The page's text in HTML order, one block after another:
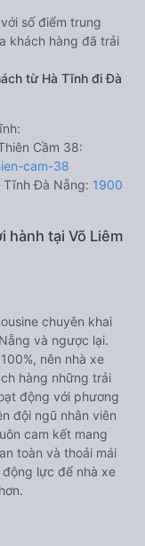
số điểm trung
khách hàng đã trải
từ Hà Tĩnh đi Đà
Cầm 38:
cam-38
Tĩnh Đà Nẵng: 1900
hành tại Võ Liêm
chuyên khai
và ngược lại.
nên nhà xe
hàng những trải
động với phương
đội ngũ nhân viên
cam kết mang
toàn và thoải mái
lực để nhà xe